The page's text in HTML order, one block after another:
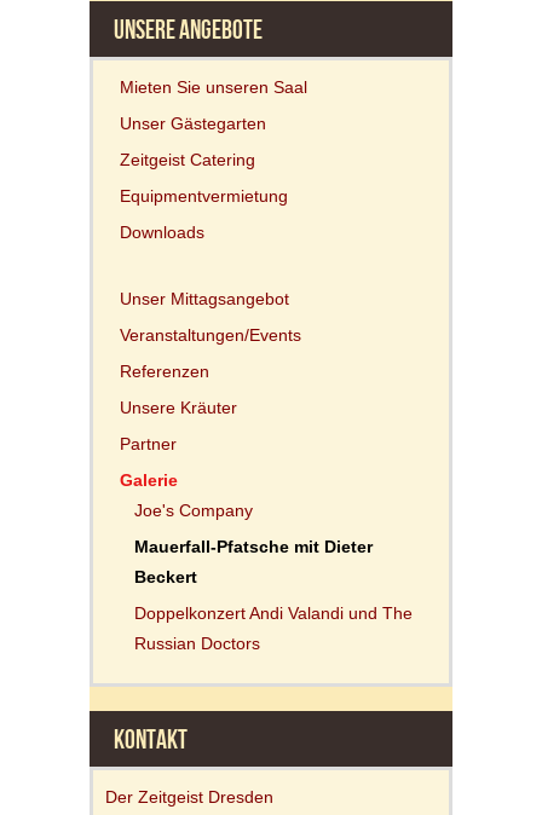
UNSERE ANGEBOTE
Mieten Sie unseren Saal
Unser Gästegarten
Zeitgeist Catering
Equipmentvermietung
Downloads
Unser Mittagsangebot
Veranstaltungen/Events
Referenzen
Unsere Kräuter
Partner
Galerie
Joe's Company
Mauerfall-Pfatsche mit Dieter
Beckert
Doppelkonzert Andi Valandi und The
Russian Doctors
KONTAKT
Der Zeitgeist Dresden